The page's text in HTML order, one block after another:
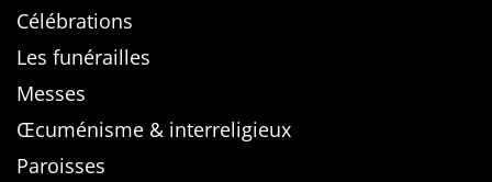
Célébrations
Les funérailles
Messes
Œcuménisme & interreligieux
Paroisses